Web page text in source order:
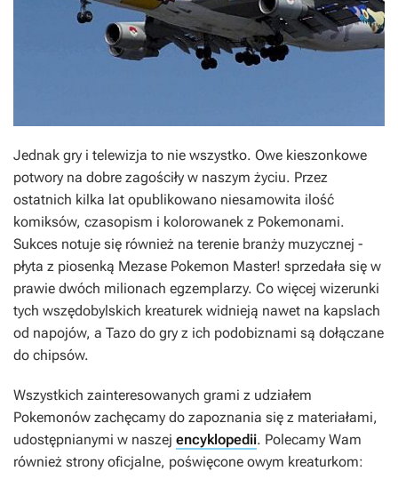
Jednak gry i telewizja to nie wszystko. Owe kieszonkowe
potwory na dobre zagościły w naszym życiu. Przez
ostatnich kilka lat opublikowano niesamowita ilość
komiksów, czasopism i kolorowanek z Pokemonami.
Sukces notuje się również na terenie branży muzycznej -
płyta z piosenką Mezase Pokemon Master! sprzedała się w
prawie dwóch milionach egzemplarzy. Co więcej wizerunki
tych wszędobylskich kreaturek widnieją nawet na kapslach
od napojów, a Tazo do gry z ich podobiznami są dołączane
do chipsów.
Wszystkich zainteresowanych grami z udziałem
Pokemonów zachęcamy do zapoznania się z materiałami,
udostępnianymi w naszej encyklopedii. Polecamy Wam
również strony oficjalne, poświęcone owym kreaturkom: